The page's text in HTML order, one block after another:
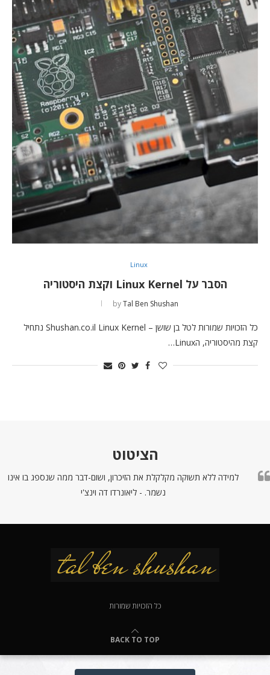
Linux
הסבר על Linux Kernel וקצת היסטוריה
byTal Ben Shushan
כל הזכויות שמורות לטל בן שושן – Shushan.co.il Linux Kernel נתחיל
קצת מהיסטוריה, הLinux…
הציטוט
למידה ללא תשוקה מקלקלת את הזיכרון, ושום-דבר ממה שנספג בו אינו
נשמר. - ליאונרדו דה וינצ'י
כל הזכויות שמורות
BACK TO TOP